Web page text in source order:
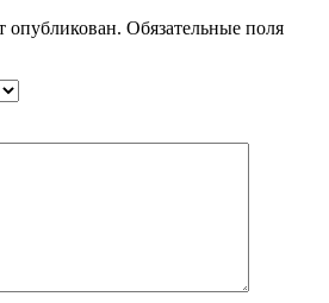
опубликован. Обязательные поля